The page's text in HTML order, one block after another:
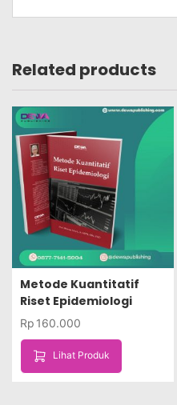
Related products
Metode Kuantitatif
Riset Epidemiologi
Rp 160.000
Lihat Produk